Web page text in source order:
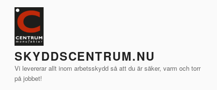
Hoppa
innehåll
SKYDDSCENTRUM.NU
Vi levererar allt inom arbetsskydd så att du är säker, varm och torr
på jobbet!